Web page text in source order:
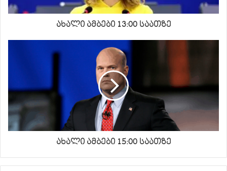
ახალი ამბები 13:00 საათზე
ახალი ამბები 15:00 საათზე